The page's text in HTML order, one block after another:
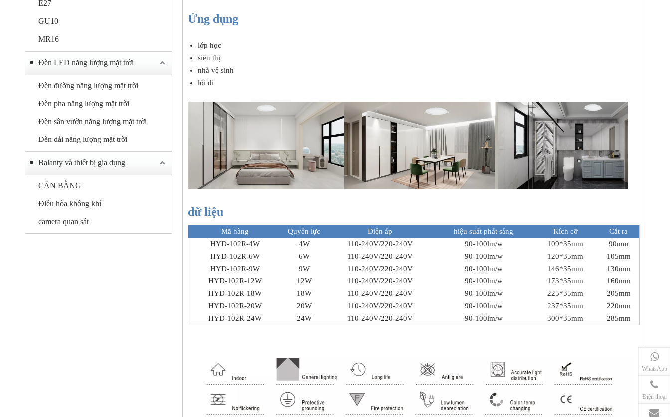
E27
GU10
MR16
Đèn LED năng lượng mặt trời
Đèn đường năng lượng mặt trời
Đèn pha năng lượng mặt trời
Đèn sân vườn năng lượng mặt trời
Đèn dải năng lượng mặt trời
Balanty và thiết bị gia dụng
CÂN BẰNG
Điều hòa không khí
camera quan sát
Ứng dụng
lớp học
siêu thị
nhà vệ sinh
lối đi
dữ liệu
Mã hàng Quyền lực Điện áp hiệu suất phát sáng Kích cỡ
Cắt ra
HYD-102R-4W
4W 110-240V/220-240V 90-100lm/w 109*35mm
90mm
HYD-102R-6W
6W 110-240V/220-240V 90-100lm/w 120*35mm
105mm
HYD-102R-9W
9W 110-240V/220-240V 90-100lm/w 146*35mm
130mm
HYD-102R-12W
12W 110-240V/220-240V 90-100lm/w 173*35mm
160mm
HYD-102R-18W
18W 110-240V/220-240V 90-100lm/w 225*35mm
205mm
HYD-102R-20W
20W 110-240V/220-240V 90-100lm/w 237*35mm
220mm
HYD-102R-24W
24W 110-240V/220-240V 90-100lm/w 300*35mm 285mm
WhatsApp
Điện thoại